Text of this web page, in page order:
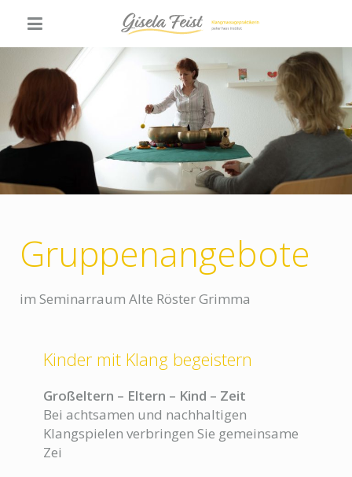
Gruppenangebote
im Seminarraum Alte Röster Grimma
Kinder mit Klang begeistern
Großeltern – Eltern – Kind – Zeit
Bei achtsamen und nachhaltigen
Klangspielen verbringen Sie gemeinsame
Zei